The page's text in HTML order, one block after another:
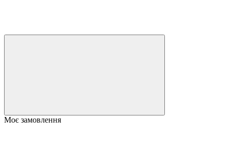
Моє замовлення